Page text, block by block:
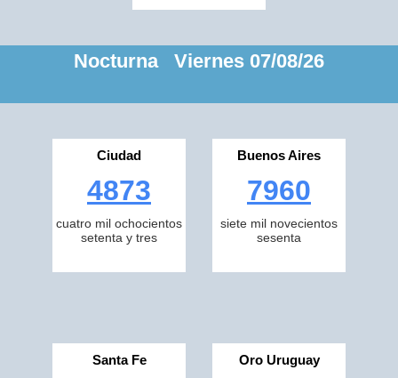
Nocturna Viernes 07/08/26
Ciudad
4873
cuatro mil ochocientos
setenta y tres
Buenos Aires
7960
siete mil novecientos
sesenta
Santa Fe Oro Uruguay